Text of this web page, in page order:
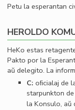
Petu la esperantan
HEROLDO
HeKo estas
Pakto por la
aŭ delegito. La
C: oﬁcialaj de
starpunkton
la Konsulo, aŭ